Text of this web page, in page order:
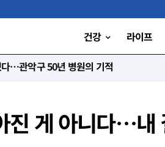
건강 라이프
습니다”
진 게 아니다…내